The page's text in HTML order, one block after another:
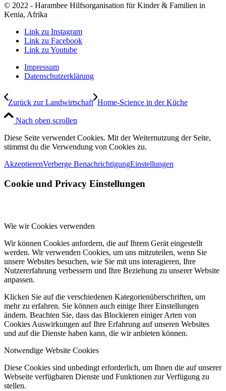
© 2022 - Harambee Hilfsorganisation für Kinder & Familien in
Kenia, Afrika
Link zu Instagram
Link zu Facebook
Link zu Youtube
Impressum
Datenschutzerklärung
Zurück zur Landwirtschaft Home-Science in der Küche
Nach oben scrollen
Diese Seite verwendet Cookies. Mit der Weiternutzung der Seite,
stimmst du die Verwendung von Cookies zu.
AkzeptierenVerberge BenachrichtigungEinstellungen
Cookie und Privacy Einstellungen
Wie wir Cookies verwenden
Wir können Cookies anfordern, die auf Ihrem Gerät eingestellt
werden. Wir verwenden Cookies, um uns mitzuteilen, wenn Sie
unsere Websites besuchen, wie Sie mit uns interagieren, Ihre
Nutzererfahrung verbessern und Ihre Beziehung zu unserer Website
anpassen.
Klicken Sie auf die verschiedenen Kategorienüberschriften, um
mehr zu erfahren. Sie können auch einige Ihrer Einstellungen
ändern. Beachten Sie, dass das Blockieren einiger Arten von
Cookies Auswirkungen auf Ihre Erfahrung auf unseren Websites
und auf die Dienste haben kann, die wir anbieten können.
Notwendige Website Cookies
Diese Cookies sind unbedingt erforderlich, um Ihnen die auf unserer
Webseite verfügbaren Dienste und Funktionen zur Verfügung zu
stellen.